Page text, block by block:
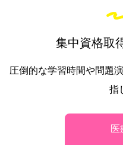
集中資格取
圧倒的な学習時間や問題
指
医